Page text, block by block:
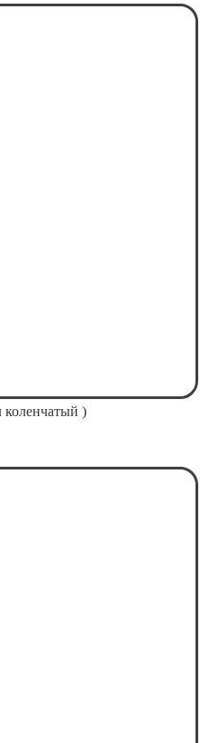
коленчатый )